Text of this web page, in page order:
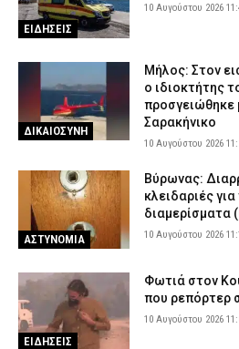
ΕΙΔΗΣΕΙΣ
10 Αυγούστου 2026
ΔΙΚΑΙΟΣΥΝΗ
Μήλος: Στον
ο ιδιοκτήτης
προσγειώθηκε
Σαρακήνικο
10 Αυγούστου 2026
ΑΣΤΥΝΟΜΙΑ
Βύρωνας:
κλειδαριές
διαμερίσματα
10 Αυγούστου 2026
ΕΙΔΗΣΕΙΣ
Φωτιά στον
που ρεπόρτερ
10 Αυγούστου 2026